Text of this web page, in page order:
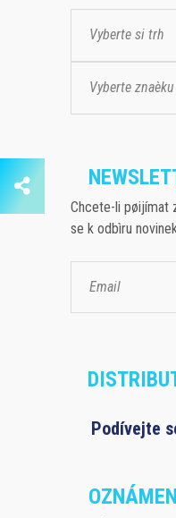
Vyberte si trh
Vyberte znaèku
Chcete-li pøijímat
se k odbìru
Podívejte